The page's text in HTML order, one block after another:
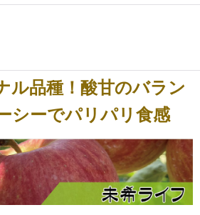
ル品種！酸甘のバラン
シーでパリパリ食感